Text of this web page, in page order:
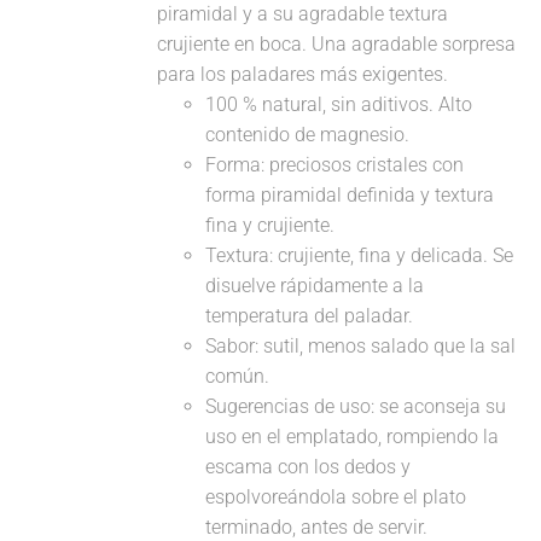
piramidal y a su agradable textura
crujiente en boca. Una agradable sorpresa
para los paladares más exigentes.
100 % natural, sin aditivos. Alto
contenido de magnesio.
Forma: preciosos cristales con
forma piramidal definida y textura
fina y crujiente.
Textura: crujiente, fina y delicada. Se
disuelve rápidamente a la
temperatura del paladar.
Sabor: sutil, menos salado que la sal
común.
Sugerencias de uso: se aconseja su
uso en el emplatado, rompiendo la
escama con los dedos y
espolvoreándola sobre el plato
terminado, antes de servir.